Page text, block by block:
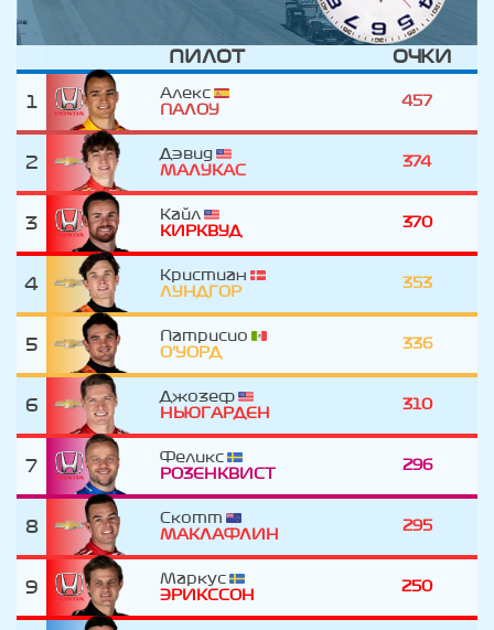
ПИЛОТ ОЧКИ
1
Алекс
ПАЛОУ
457
2
Дэвид
МАЛУКАС
374
3
Кайл
КИРКВУД
370
4
Кристиан
ЛУНДГОР
353
5
Патрисио
О'УОРД
336
6
Джозеф
НЬЮГАРДЕН
310
7
Феликс
РОЗЕНКВИСТ
296
8
Скотт
МАКЛАФЛИН
295
9
Маркус
ЭРИКССОН
250